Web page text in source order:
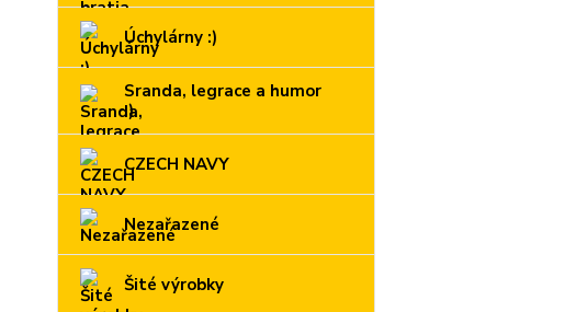
Úchylárny :)
Sranda, legrace a humor
:)
CZECH NAVY
Nezařazené
Šité výrobky